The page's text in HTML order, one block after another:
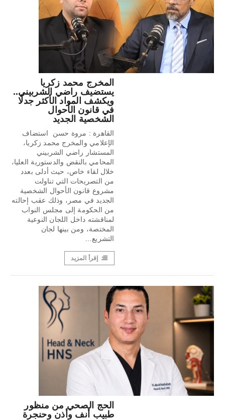
المخرج محمد زكريا
يستضيف راضي الشربيني..
ويكشف المواد الأكثر جدلًا
في قانون الأحوال
الشخصية الجديد
القاهرة : مروة حسن استضاف
الإعلامي والمخرج محمد زكريا،
المستشار راضي الشربيني
المحامي بالنقض والدستورية العليا،
خلال لقاء خاص، حيث أدلى بعدد
من التصريحات التي تناولت
مشروع قانون الأحوال الشخصية
الجديد في مصر، وذلك عقب إحالته
من الحكومة إلى مجلس النواب
لمناقشته داخل اللجان النوعية
المختصة، ومن بينها لجان
التشريع…
إقرأ المزيد
الحج الصحي من منظور
طبيب أنف وأذن وحنجرة